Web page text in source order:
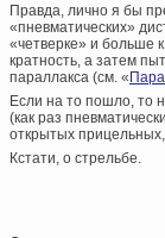
Правда, лично я бы
«пневматических»
«четверке» и больше
кратность, а затем
параллакса (см. «
Если на то пошло, то
(как раз
открытых
Кстати, о стрельбе.